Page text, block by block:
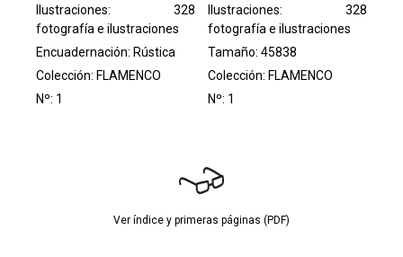
Ilustraciones: 328
fotografía e ilustraciones
Encuadernación: Rústica
Colección: FLAMENCO
Nº: 1
Ilustraciones: 328
fotografía e ilustraciones
Tamaño: 45838
Colección:FLAMENCO
Nº: 1
Ver índice y primeras páginas (PDF)